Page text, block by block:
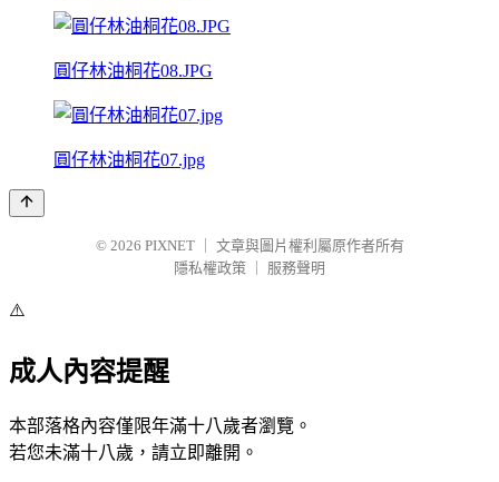
圓仔林油桐花08.JPG
圓仔林油桐花07.jpg
© 2026 PIXNET
文章與圖片權利屬原作者所有
隱私權政策
服務聲明
⚠️
成人內容提醒
本部落格內容僅限年滿十八歲者瀏覽。
若您未滿十八歲，請立即離開。